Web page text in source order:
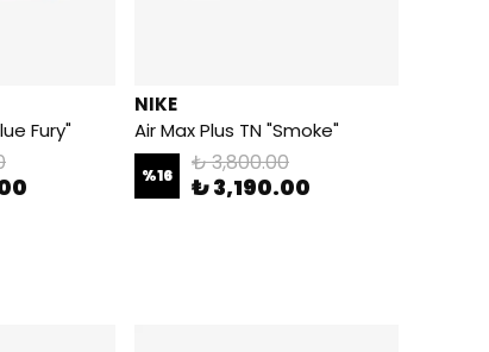
Fury"
NIKE
Air Max Plus TN "Smoke"
%16 ₺ 3,800.00
₺ 3,190.00